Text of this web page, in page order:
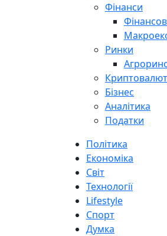
Фінанси
Ринки
Бізнес
Аналітика
Податки
Політика
Економіка
Світ
Технології
Lifestyle
Спорт
Думка